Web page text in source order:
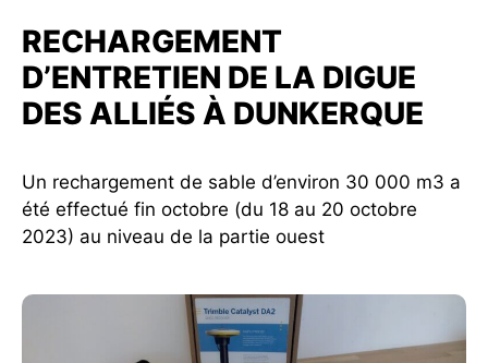
RECHARGEMENT
D’ENTRETIEN DE LA DIGUE
DES ALLIÉS À DUNKERQUE
Un rechargement de sable d’environ 30 000 m3 a
été effectué fin octobre (du 18 au 20 octobre
2023) au niveau de la partie ouest